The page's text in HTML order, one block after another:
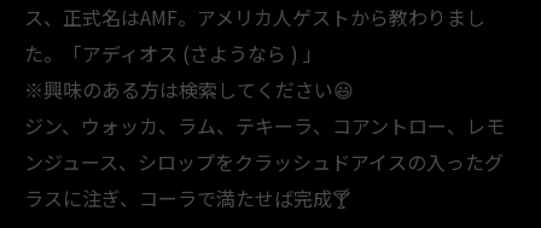
ス、正式名はAMF。アメリカ人ゲストから教わりまし
た。「アディオス (さようなら ) 」
※興味のある方は検索してください😃
ジン、ウォッカ、ラム、テキーラ、コアントロー、レモ
ンジュース、シロップをクラッシュドアイスの入ったグ
ラスに注ぎ、コーラで満たせば完成🍸️